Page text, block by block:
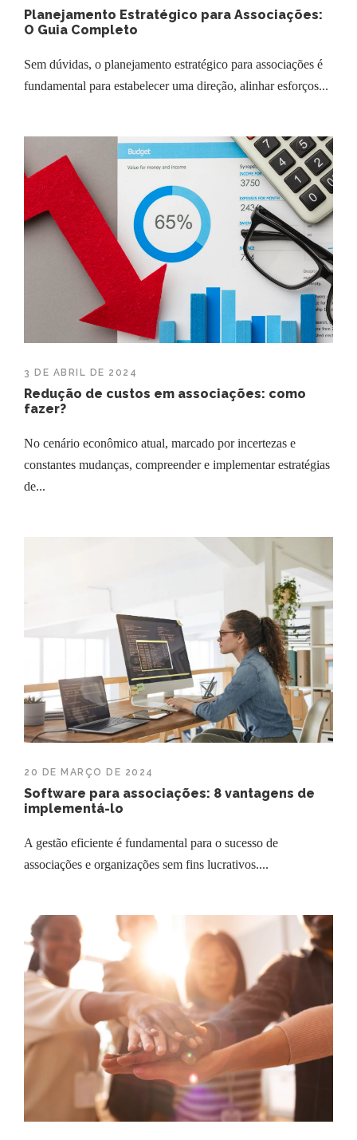
Planejamento Estratégico para Associações:
O Guia Completo
Sem dúvidas, o planejamento estratégico para associações é
fundamental para estabelecer uma direção, alinhar esforços...
3 DE ABRIL DE 2024
Redução de custos em associações: como
fazer?
No cenário econômico atual, marcado por incertezas e
constantes mudanças, compreender e implementar estratégias
de...
20 DE MARÇO DE 2024
Software para associações: 8 vantagens de
implementá-lo
A gestão eficiente é fundamental para o sucesso de
associações e organizações sem fins lucrativos....